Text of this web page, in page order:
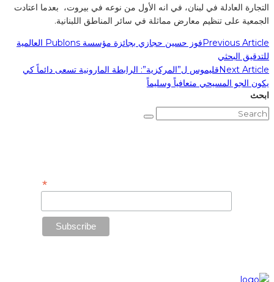
التجارة العادلة في لبنان، في انه الأول من نوعه في بيروت، بعدما اعتادت
الجمعية على تنظيم معارض مماثلة في سائر المناطق اللبنانية.
Previous Article
فوز حسين حجازي بجائزة مؤسسة Publons العالمية
للتدقيق البحثي
Next Articleقليموس ل”المركزية”: الرابطة المارونية تسعى دائماً كي
يكون الجو المسيحي متعافياً وسليماً
ابحث
*